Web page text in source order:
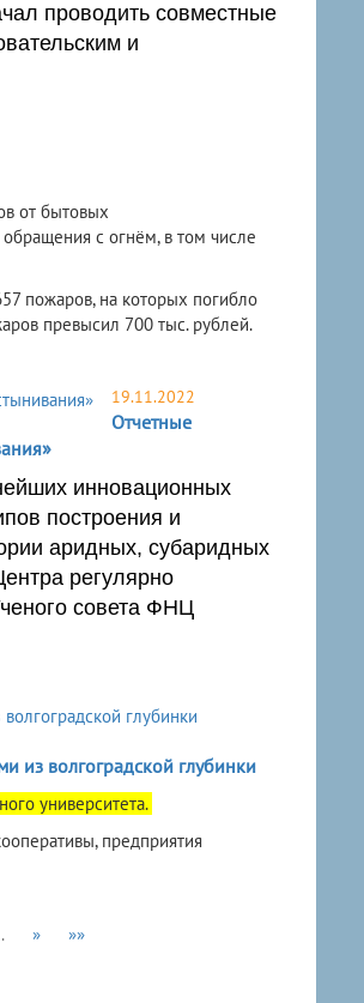
проводить совместные
и
от бытовых
с огнём, в том числе
пожаров, на которых погибло
превысил 700 тыс. рублей.
19.11.2022
Отчетные
инновационных
построения и
аридных, субаридных
регулярно
совета ФНЦ
из волгоградской глубинки
университета.
предприятия
» »»